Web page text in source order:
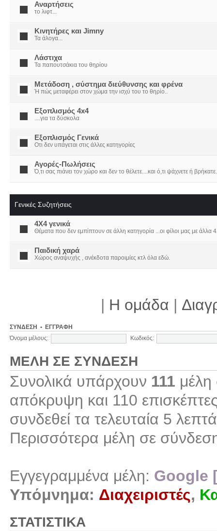
Αναρτήσεις
το λιφτ...
Κινητήρες και Jimny
Τα άλογα...
Λάστιχα
Τα παπουτσάκια του θηρίου
Μετάδοση , σύστημα διεύθυνσης και φρένα
Ή πώς μεταφέρει στον χώμα την ισχύ του το θηρίο..
Εξοπλισμός 4x4
....για τα δύσκολα
Εξοπλισμός Γενικά
Οτι δεν υπάγεται στις άλλες κατηγορίες
Αγορές-Πωλήσεις
Ό,τι σας πιάνει τον χώρο και δεν το θέλετε....και ό,τι ψάχνετε ή
Γενικές Συζητήσεις
4X4 γενικά
Θέματα που δεν εμπίπτουν σε άλλη κατηγορία ...οι φίλοι μας με άλλα
Παιδική χαρά
Χώρος αναψυχής , ανέκδοτα παροιμίες κτλ όλα εδώ.
| Η ομάδα |
ΣΎΝΔΕΣΗ • ΕΓΓΡΑΦΉ
Όνομα μέλους: Κωδικός:
ΜΈΛΗ ΣΕ ΣΎΝΔΕΣΗ
Συνολικά υπάρχουν 111 μέλη
απόκρυψη και 110
συνδεθεί τα τελευταία 5
Περισσότερα μέλη σε
Εγγεγραμμένα μέλη: Google
Υπόμνημα: Διαχειριστές,
ΣΤΑΤΙΣΤΙΚΆ